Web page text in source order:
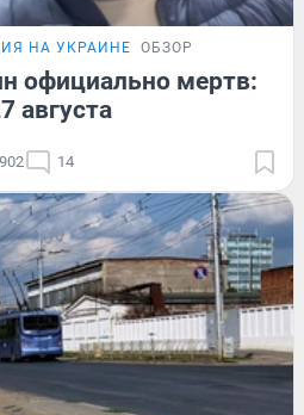
НА УКРАИНЕ ОБЗОР
официально мертв:
августа
14